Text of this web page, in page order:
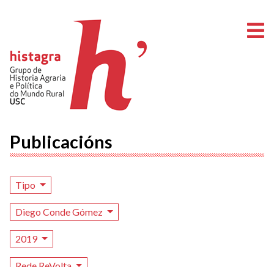
Publicacións
Tipo
Diego Conde Gómez
2019